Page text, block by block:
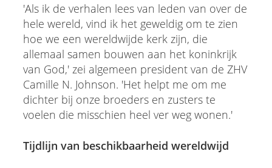
'Als ik de verhalen lees van leden van over de
hele wereld, vind ik het geweldig om te zien
hoe we een wereldwijde kerk zijn, die
allemaal samen bouwen aan het koninkrijk
van God,' zei algemeen president van de ZHV
Camille N. Johnson. 'Het helpt me om me
dichter bij onze broeders en zusters te
voelen die misschien heel ver weg wonen.'
Tijdlijn van beschikbaarheid wereldwijd